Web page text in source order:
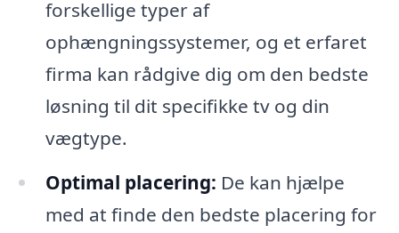
forskellige typer af
ophængningssystemer, og et erfaret
firma kan rådgive dig om den bedste
løsning til dit specifikke tv og din
vægtype.
Optimal placering: De kan hjælpe
med at finde den bedste placering for